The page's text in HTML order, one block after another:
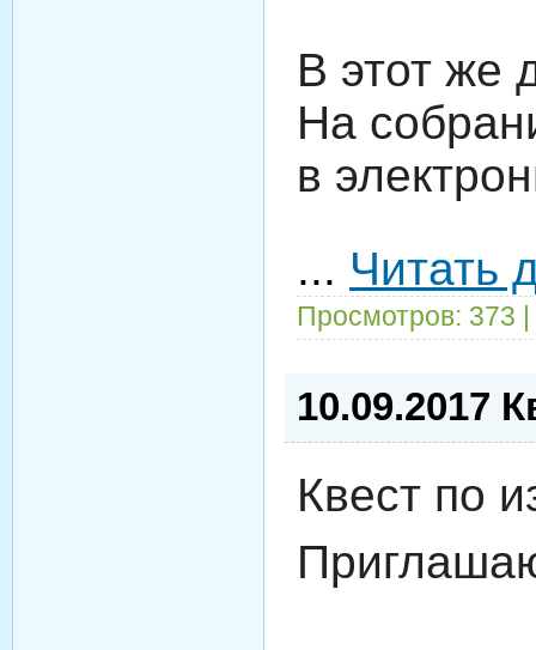
В этот же
На
в
... Читать
Просмотров: 373
10.09.2017
Квест по